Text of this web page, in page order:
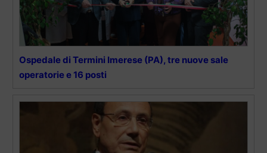
Ospedale di Termini Imerese (PA), tre nuove sale
operatorie e 16 posti